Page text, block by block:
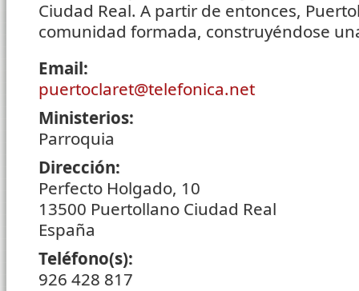
Ciudad Real. A partir de entonces,
comunidad formada, construyéndose
Email:
puertoclaret@telefonica.net
Ministerios:
Parroquia
Dirección:
Perfecto Holgado, 10
13500 Puertollano Ciudad Real
España
Teléfono(s):
926 428 817